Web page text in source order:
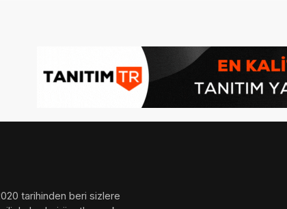
tarihinden beri sizlere